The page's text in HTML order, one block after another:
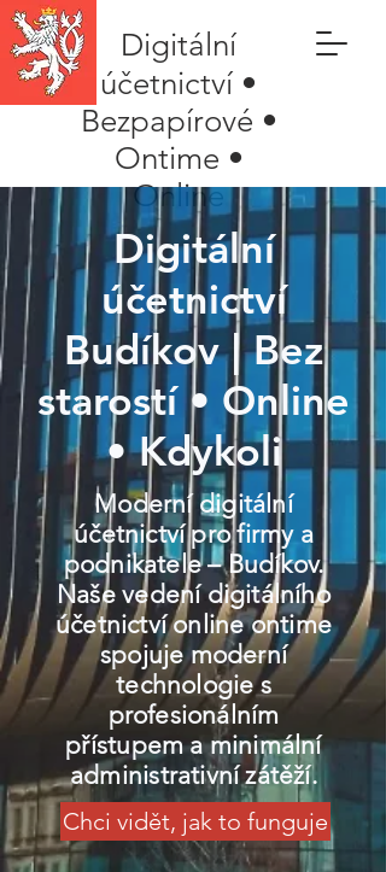
Digitální
účetnictví •
Bezpapírové •
Ontime •
Online
Digitální
účetnictví
Budíkov | Bez
starostí • Online
• Kdykoli
Moderní digitální
účetnictví pro firmy a
podnikatele – Budíkov.
Naše vedení digitálního
účetnictví online ontime
spojuje moderní
technologie s
profesionálním
přístupem a minimální
administrativní zátěží.
Chci vidět, jak to funguje